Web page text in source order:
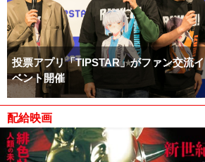
投票アプリ「TIPSTAR」がファン交流イ
ベント開催
配給映画